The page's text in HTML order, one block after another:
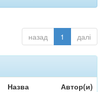
назад 1 далі
Назва Автор(и)